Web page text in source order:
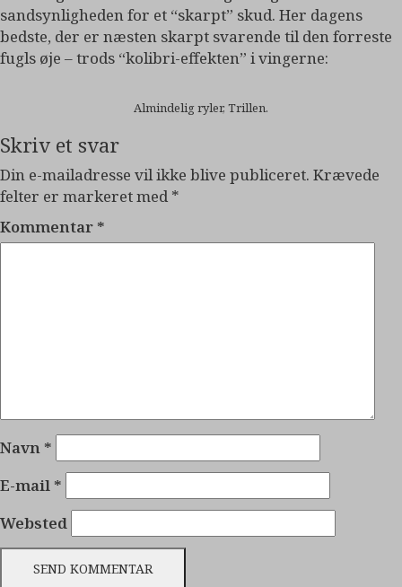
sandsynligheden for et “skarpt” skud. Her dagens
bedste, der er næsten skarpt svarende til den forreste
fugls øje – trods “kolibri-effekten” i vingerne:
Almindelig ryler, Trillen.
Skriv et svar
Din e-mailadresse vil ikke blive publiceret. Krævede
felter er markeret med *
Kommentar *
Navn *
E-mail *
Websted